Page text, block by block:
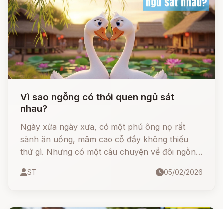
Vì sao ngỗng có thói quen ngủ sát
nhau?
Ngày xửa ngày xưa, có một phú ông nọ rất
sành ăn uống, mâm cao cỗ đầy không thiếu
thứ gì. Nhưng có một câu chuyện về đôi ngỗng
quen của loài vật này mãi về sau...
ST 05/02/2026